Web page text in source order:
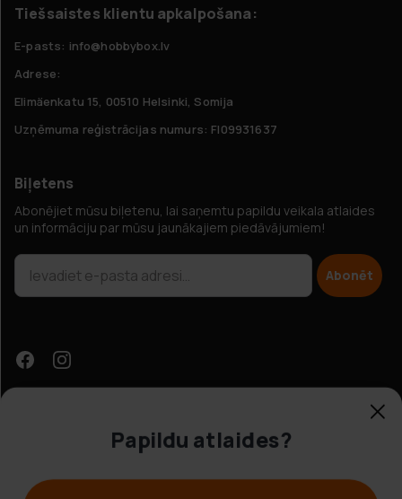
Tiešsaistes klientu apkalpošana:
E-pasts: info@hobbybox.lv
Adrese:
Elimäenkatu 15, 00510 Helsinki, Somija
Uzņēmuma reģistrācijas numurs: FI09931637
Biļetens
Abonējiet mūsu biļetenu, lai saņemtu papildu veikala atlaides
un informāciju par mūsu jaunākajiem piedāvājumiem!
Abonēt
Papildu atlaides?